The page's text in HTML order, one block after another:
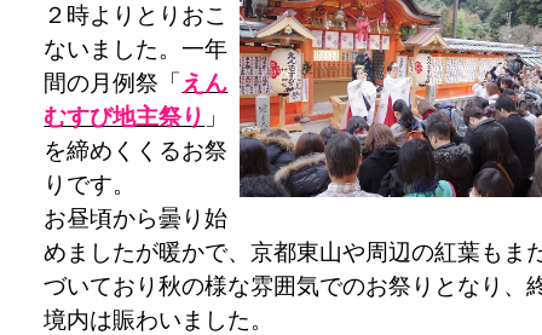
２時よりとりおこ
ないました。一年
間の月例祭「 えん
むすび地主祭り 」
を締めくくるお祭
りです。
お昼頃から曇り始
めましたが暖かで、京都東山や周辺の紅葉もま
づいており秋の様な雰囲気でのお祭りとなり、
境内は賑わいました。